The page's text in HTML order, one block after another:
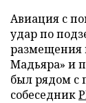
Авиация с
удар по
размещения
Мадьяра» и
был рядом с
собеседник